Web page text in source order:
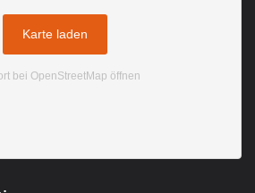
Karte laden
bei OpenStreetMap öffnen